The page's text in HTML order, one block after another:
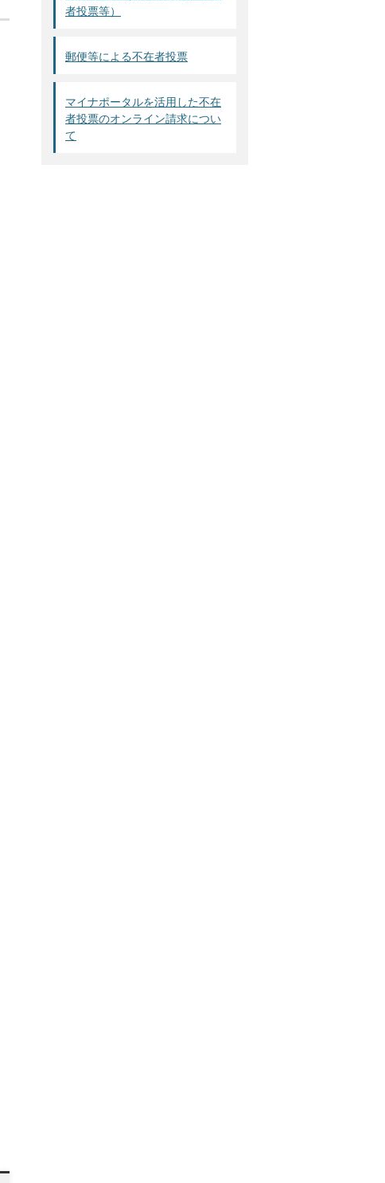
者投票等）
郵便等による不在者投票
マイナポータルを活用した不在
者投票のオンライン請求につい
て